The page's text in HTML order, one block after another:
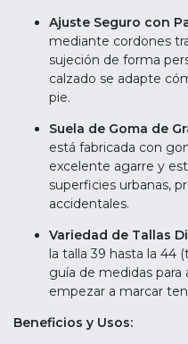
Ajuste Seguro con
mediante cordones
sujeción de forma
calzado se adapte
pie.
Suela de Goma de
está fabricada con
excelente agarre y
superficies urbanas,
accidentales.
Variedad de Tallas
la talla 39 hasta la 44
guía de medidas para
empezar a marcar
Beneficios y Usos: